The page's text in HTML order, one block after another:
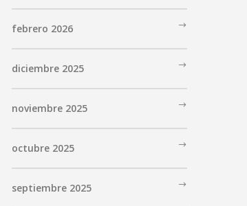
febrero 2026
diciembre 2025
noviembre 2025
octubre 2025
septiembre 2025